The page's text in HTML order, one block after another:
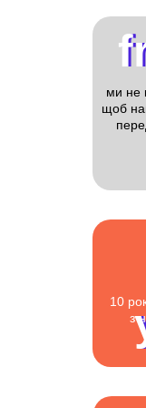
ми не
щоб
10
з